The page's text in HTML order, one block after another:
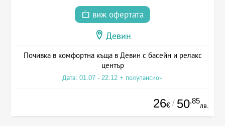
виж офертата
Девин
Почивка в комфортна къща в Девин с басейн и релакс
център
Дата: 01.07 - 22.12 + полупансион
26€ / 50.85
лв.